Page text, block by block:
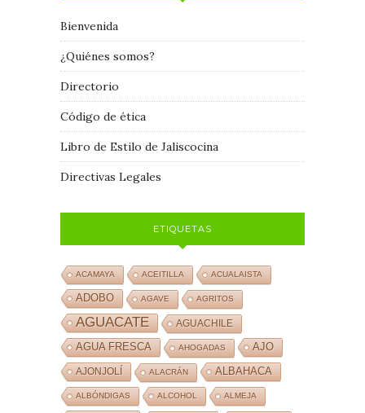
Bienvenida
¿Quiénes somos?
Directorio
Código de ética
Libro de Estilo de Jaliscocina
Directivas Legales
ETIQUETAS
ACAMAYA ACEITILLA ACUALAISTA
ADOBO AGAVE AGRITOS
AGUACATE AGUACHILE
AGUA FRESCA AHOGADAS AJO
AJONJOLÍ ALACRÁN ALBAHACA
ALBÓNDIGAS ALCOHOL ALMEJA